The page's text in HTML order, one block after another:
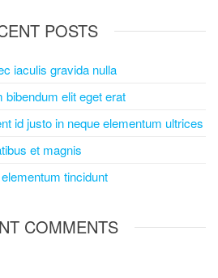
POSTS
iaculis gravida nulla
bibendum elit eget erat
id justo in neque elementum ultrices
et magnis
tincidunt
COMMENTS